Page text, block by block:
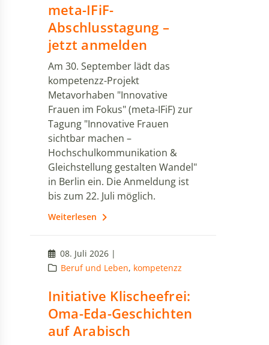
meta-IFiF-
Abschlusstagung –
jetzt anmelden
Am 30. September lädt das
kompetenzz-Projekt
Metavorhaben "Innovative
Frauen im Fokus" (meta-IFiF) zur
Tagung "Innovative Frauen
sichtbar machen –
Hochschulkommunikation &
Gleichstellung gestalten Wandel"
in Berlin ein. Die Anmeldung ist
bis zum 22. Juli möglich.
Weiterlesen
08. Juli 2026 |
Beruf und Leben, kompetenzz
Initiative Klischeefrei:
Oma-Eda-Geschichten
auf Arabisch